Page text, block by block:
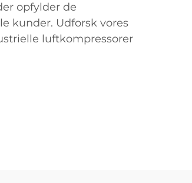
opfylder de
kunder. Udforsk vores
luftkompressorer